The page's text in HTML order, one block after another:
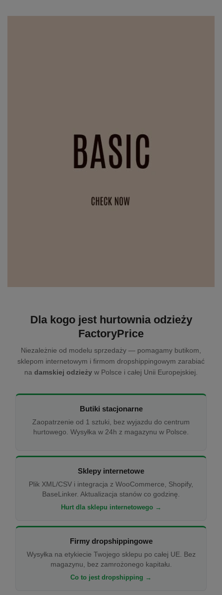
Dla kogo jest hurtownia odzieży
FactoryPrice
Niezależnie od modelu sprzedaży — pomagamy butikom,
sklepom internetowym i firmom dropshippingowym zarabiać
na damskiej odzieży w Polsce i całej Unii Europejskiej.
Butiki stacjonarne
Zaopatrzenie od 1 sztuki, bez wyjazdu do centrum
hurtowego. Wysyłka w 24h z magazynu w Polsce.
Sklepy internetowe
Plik XML/CSV i integracja z WooCommerce, Shopify,
BaseLinker. Aktualizacja stanów co godzinę.
Hurt dla sklepu internetowego →
Firmy dropshippingowe
Wysyłka na etykiecie Twojego sklepu po całej UE. Bez
magazynu, bez zamrożonego kapitału.
Co to jest dropshipping →